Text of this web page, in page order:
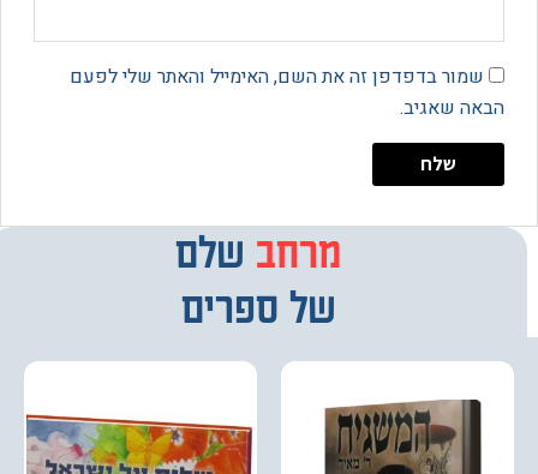
בדפדפן זה את השם, האימייל והאתר שלי לפעם
שאגיב.
מרחב
מבחרשלם
של ספרים